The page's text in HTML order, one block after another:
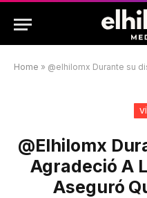
Home » @elhilomx Durante su discurso,
@elhilomx
Agradeció A
Aseguró